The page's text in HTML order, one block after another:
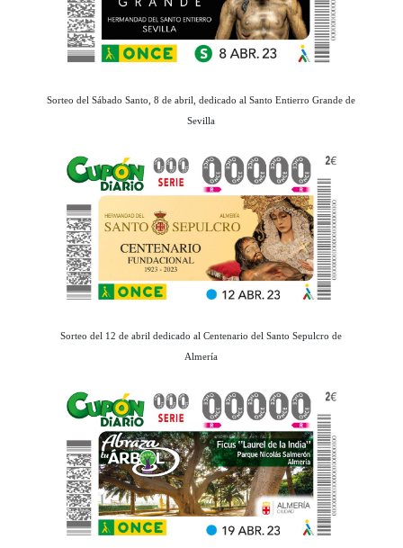
Sorteo del Sábado Santo, 8 de abril, dedicado al Santo Entierro Grande de
Sevilla
Sorteo del 12 de abril dedicado al Centenario del Santo Sepulcro de
Almería